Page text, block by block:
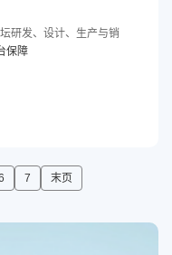
研发、设计、生产与销
保障
7 末页